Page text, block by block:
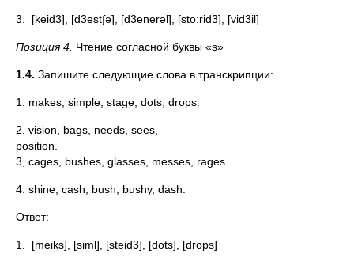
3. [keid3], [d3est∫ə], [d3enerəl], [sto:rid3], [vid3il]
Позиция 4. Чтение согласной буквы «s»
1.4. Запишите следующие слова в транскрипции:
1. makes, simple, stage, dots, drops.
2. vision, bags, needs, sees,
3, cages, bushes, glasses, messes, rages.
4. shine, cash, bush, bushy, dash.
Ответ:
1. [meiks], [siml], [steid3], [dots], [drops]